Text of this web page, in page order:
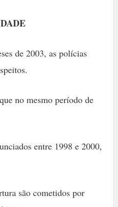
de 2003, as polícias
no mesmo período de
entre 1998 e 2000,
são cometidos por